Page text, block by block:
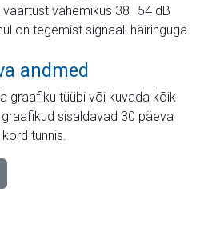
vahemikus 38–54 dB
on tegemist signaali häiringuga.
andmed
graafiku tüübi või kuvada kõik
sisaldavad 30 päeva
tunnis.